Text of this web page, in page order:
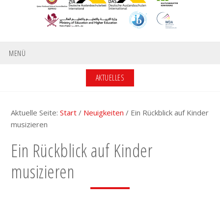
MENÜ
AKTUELLES
Aktuelle Seite:Start / Neuigkeiten / Ein Rückblick auf Kinder
musizieren
Ein Rückblick auf Kinder
musizieren